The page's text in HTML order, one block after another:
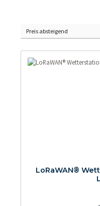
LoRaWAN®